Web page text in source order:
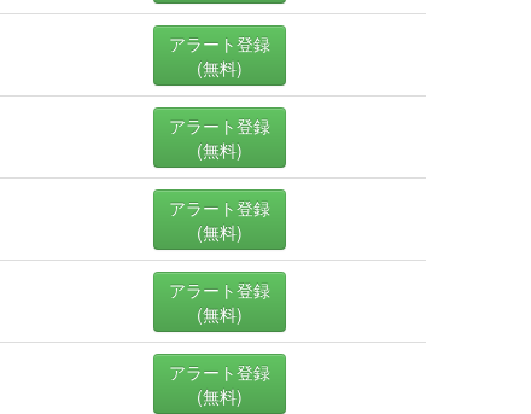
アラート登録
(無料)
アラート登録
(無料)
アラート登録
(無料)
アラート登録
(無料)
アラート登録
(無料)